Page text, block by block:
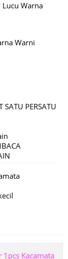
Lucu Warna
Warni
SATU PERSATU
Kacamata